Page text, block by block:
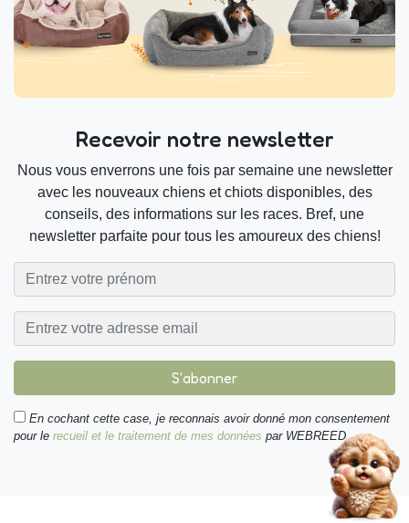
Recevoir notre newsletter
Nous vous enverrons une fois par semaine une newsletter
avec les nouveaux chiens et chiots disponibles, des
conseils, des informations sur les races. Bref, une
newsletter parfaite pour tous les amoureux des chiens!
S'abonner
En cochant cette case, je reconnais avoir donné mon consentement
pour le recueil et le traitement de mes données par WEBREED.